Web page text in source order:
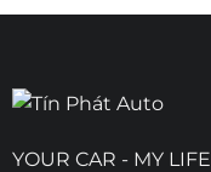
YOUR CAR - MY LIFE